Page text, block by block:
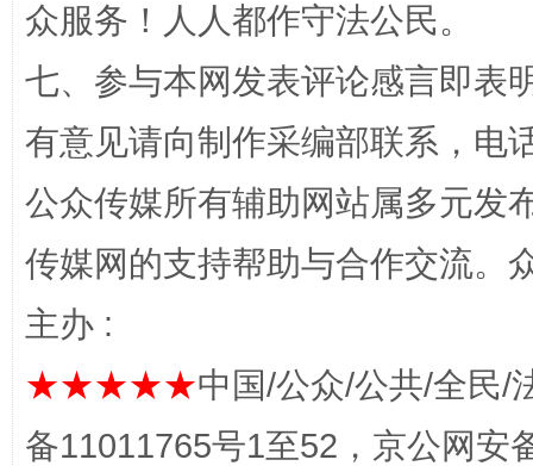
众服务！人人都作守法公民。
七、参与本网发表评论感言即表
有意见请向制作采编部联系，电
公众传媒所有辅助网站属多元发
传媒网的支持帮助与合作交流。
主办 :
★★★★★中国/公众/公共/全民/
备11011765号1至52，京公网安